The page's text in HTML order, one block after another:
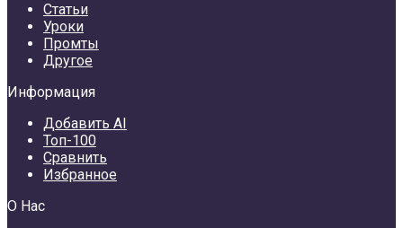
Статьи
Уроки
Промты
Другое
Информация
Добавить AI
Топ-100
Сравнить
Избранное
О Нас